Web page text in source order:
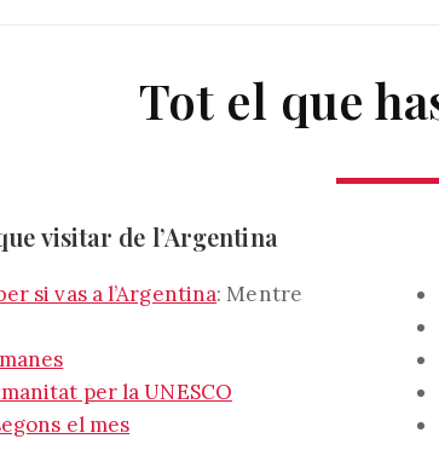
Tot el que
visitar de l’Argentina
si vas a l’Argentina: Mentre
per la UNESCO
el mes